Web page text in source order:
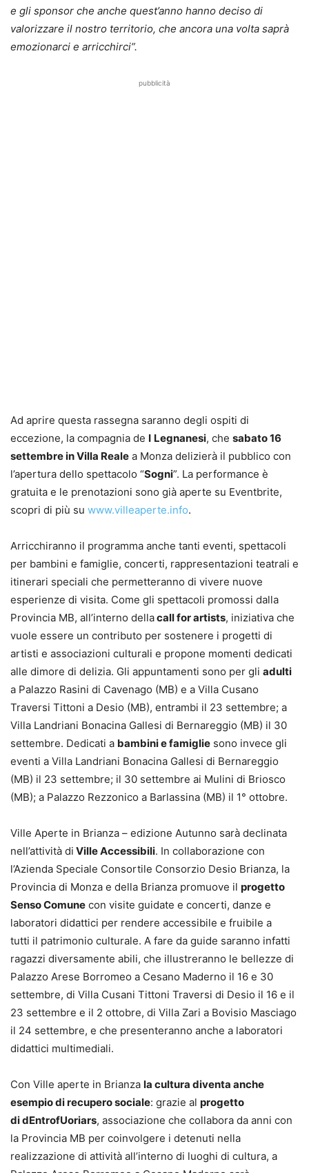
e gli sponsor che anche quest’anno hanno deciso di
valorizzare il nostro territorio, che ancora una volta saprà
emozionarci e arricchirci”.
pubblicità
Ad aprire questa rassegna saranno degli ospiti di
eccezione, la compagnia de I Legnanesi, che sabato 16
settembre in Villa Reale a Monza delizierà il pubblico con
l’apertura dello spettacolo “Sogni”. La performance è
gratuita e le prenotazioni sono già aperte su Eventbrite,
scopri di più su www.villeaperte.info.
Arricchiranno il programma anche tanti eventi, spettacoli
per bambini e famiglie, concerti, rappresentazioni teatrali e
itinerari speciali che permetteranno di vivere nuove
esperienze di visita. Come gli spettacoli promossi dalla
Provincia MB, all’interno dellacall for artists, iniziativa che
vuole essere un contributo per sostenere i progetti di
artisti e associazioni culturali e propone momenti dedicati
alle dimore di delizia. Gli appuntamenti sono per gli adulti
a Palazzo Rasini di Cavenago (MB) e a Villa Cusano
Traversi Tittoni a Desio (MB), entrambi il 23 settembre; a
Villa Landriani Bonacina Gallesi di Bernareggio (MB) il 30
settembre. Dedicati a bambini e famiglie sono invece gli
eventi a Villa Landriani Bonacina Gallesi di Bernareggio
(MB) il 23 settembre; il 30 settembre ai Mulini di Briosco
(MB); a Palazzo Rezzonico a Barlassina (MB) il 1° ottobre.
Ville Aperte in Brianza – edizione Autunno sarà declinata
nell’attività di Ville Accessibili. In collaborazione con
l’Azienda Speciale Consortile Consorzio Desio Brianza, la
Provincia di Monza e della Brianza promuove il progetto
Senso Comune con visite guidate e concerti, danze e
laboratori didattici per rendere accessibile e fruibile a
tutti il patrimonio culturale. A fare da guide saranno infatti
ragazzi diversamente abili, che illustreranno le bellezze di
Palazzo Arese Borromeo a Cesano Maderno il 16 e 30
settembre, di Villa Cusani Tittoni Traversi di Desio il 16 e il
23 settembre e il 2 ottobre, di Villa Zari a Bovisio Masciago
il 24 settembre, e che presenteranno anche a laboratori
didattici multimediali.
Con Ville aperte in Brianza la cultura diventa anche
esempio di recupero sociale: grazie al progetto
di dEntrofUoriars, associazione che collabora da anni con
la Provincia MB per coinvolgere i detenuti nella
realizzazione di attività all’interno di luoghi di cultura, a